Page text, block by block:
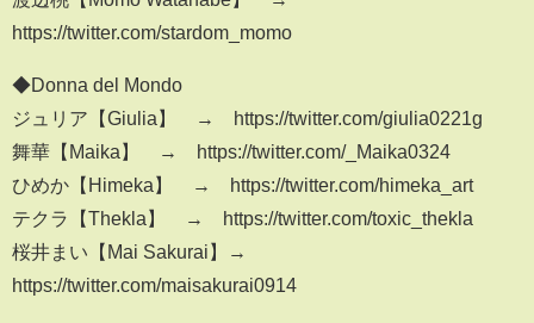
https://twitter.com/stardom_momo
◆Donna del Mondo
ジュリア【Giulia】 → https://twitter.com/giulia0221g
舞華【Maika】 → https://twitter.com/_Maika0324
ひめか【Himeka】 → https://twitter.com/himeka_art
テクラ【Thekla】 → https://twitter.com/toxic_thekla
桜井まい【Mai Sakurai】→
https://twitter.com/maisakurai0914